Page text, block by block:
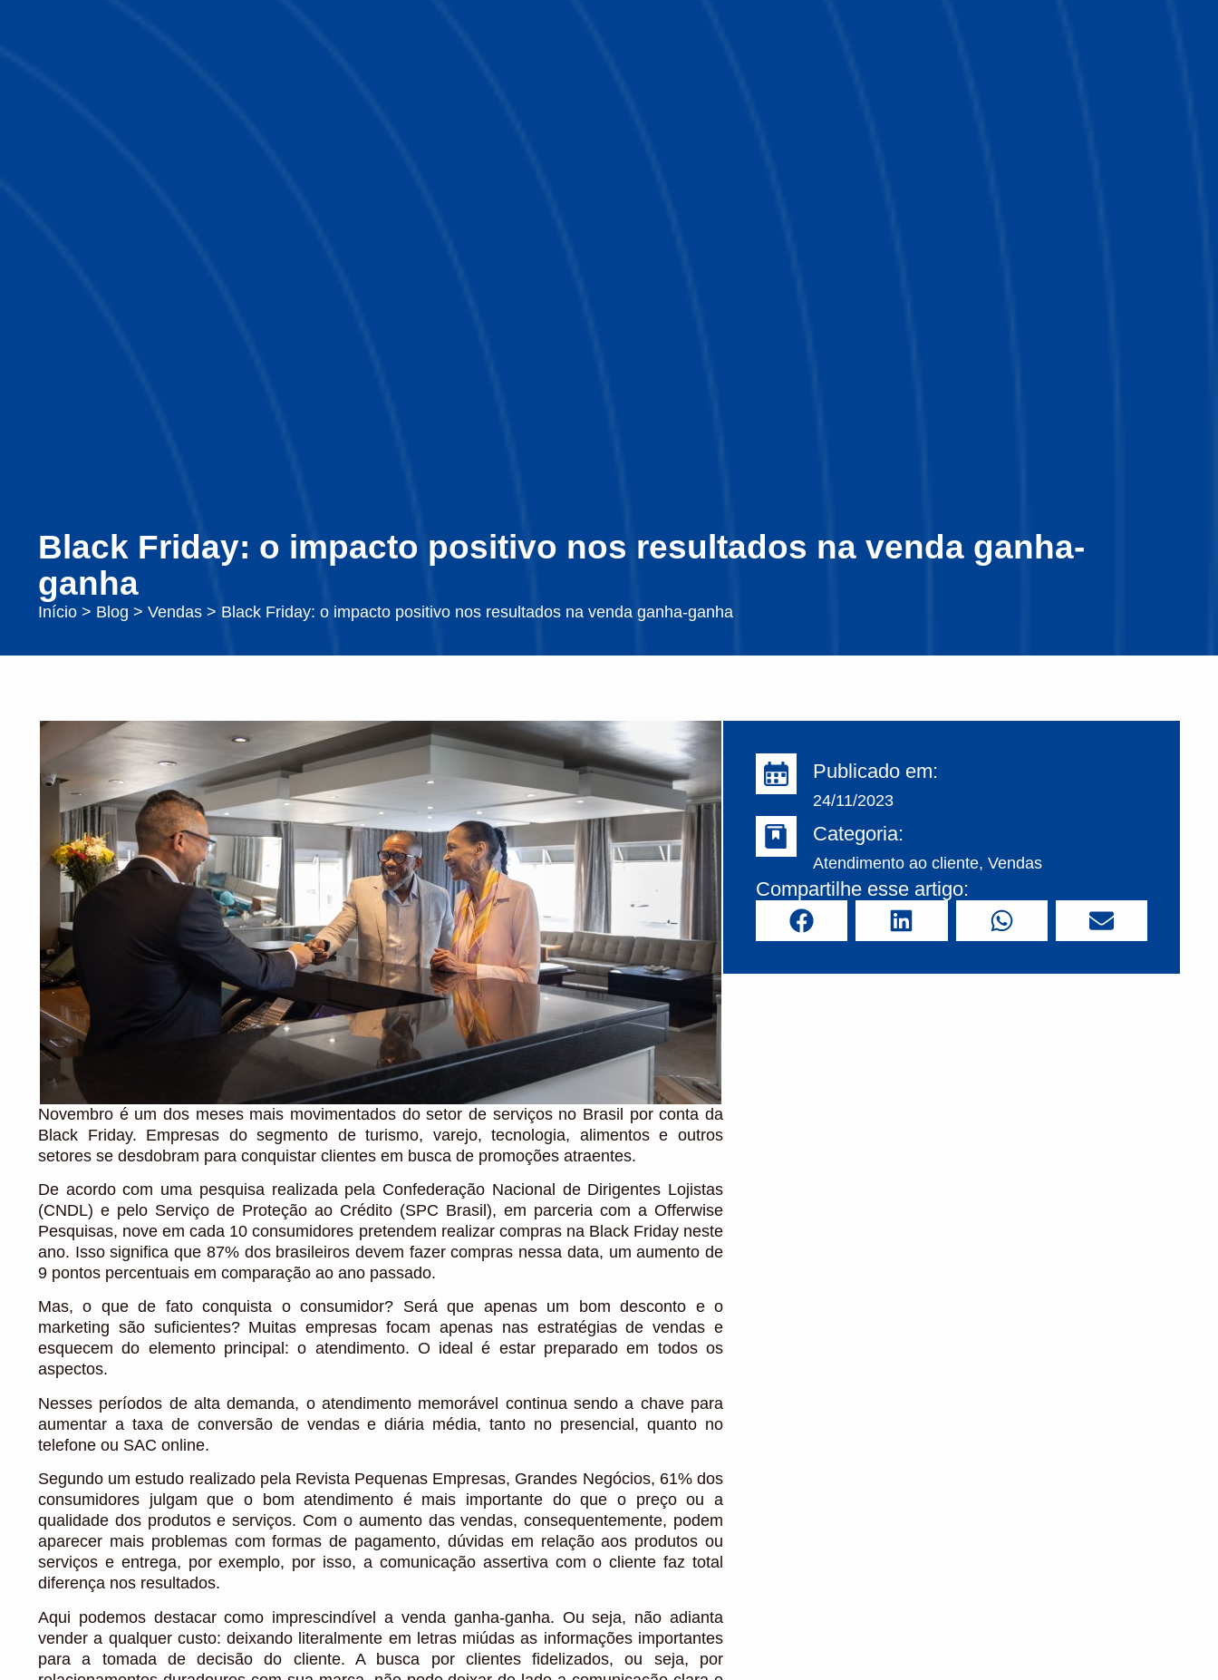
Black Friday: o impacto positivo nos resultados na venda ganha-
ganha
Início > Blog > Vendas > Black Friday: o impacto positivo nos resultados na venda ganha-ganha
Novembro é um dos meses mais movimentados do setor de serviços no Brasil por conta da
Black Friday. Empresas do segmento de turismo, varejo, tecnologia, alimentos e outros
setores se desdobram para conquistar clientes em busca de promoções atraentes.
De acordo com uma pesquisa realizada pela Confederação Nacional de Dirigentes Lojistas
(CNDL) e pelo Serviço de Proteção ao Crédito (SPC Brasil), em parceria com a Offerwise
Pesquisas, nove em cada 10 consumidores pretendem realizar compras na Black Friday neste
ano. Isso significa que 87% dos brasileiros devem fazer compras nessa data, um aumento de
9 pontos percentuais em comparação ao ano passado.
Mas, o que de fato conquista o consumidor? Será que apenas um bom desconto e o
marketing são suficientes? Muitas empresas focam apenas nas estratégias de vendas e
esquecem do elemento principal: o atendimento. O ideal é estar preparado em todos os
aspectos.
Nesses períodos de alta demanda, o atendimento memorável continua sendo a chave para
aumentar a taxa de conversão de vendas e diária média, tanto no presencial, quanto no
telefone ou SAC online.
Segundo um estudo realizado pela Revista Pequenas Empresas, Grandes Negócios, 61% dos
consumidores julgam que o bom atendimento é mais importante do que o preço ou a
qualidade dos produtos e serviços. Com o aumento das vendas, consequentemente, podem
aparecer mais problemas com formas de pagamento, dúvidas em relação aos produtos ou
serviços e entrega, por exemplo, por isso, a comunicação assertiva com o cliente faz total
diferença nos resultados.
Aqui podemos destacar como imprescindível a venda ganha-ganha. Ou seja, não adianta
vender a qualquer custo: deixando literalmente em letras miúdas as informações importantes
para a tomada de decisão do cliente. A busca por clientes fidelizados, ou seja, por
Publicado em:
24/11/2023
Categoria:
Atendimento ao cliente, Vendas
Compartilhe esse artigo: